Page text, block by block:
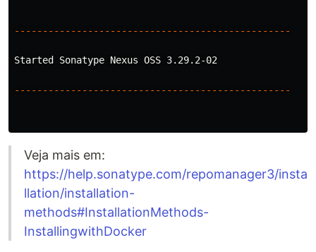
-------------------------------------------------
Started Sonatype Nexus OSS 3.29.2-02
-------------------------------------------------
Veja mais em:
https://help.sonatype.com/repomanager3/insta
llation/installation-
methods#InstallationMethods-
InstallingwithDocker